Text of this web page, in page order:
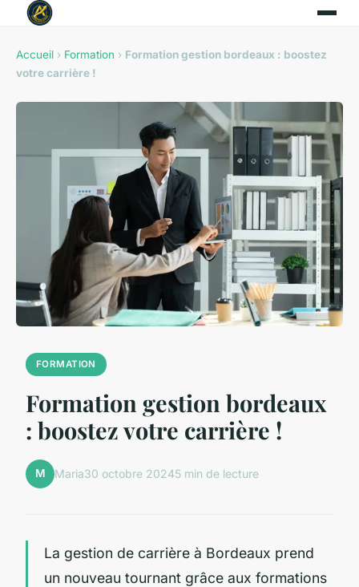
Accueil › Formation › Formation gestion bordeaux : boostez
votre carrière !
FORMATION
Formation gestion bordeaux
: boostez votre carrière !
M Maria30 octobre 20245 min de lecture
La gestion de carrière à Bordeaux prend
un nouveau tournant grâce aux formations